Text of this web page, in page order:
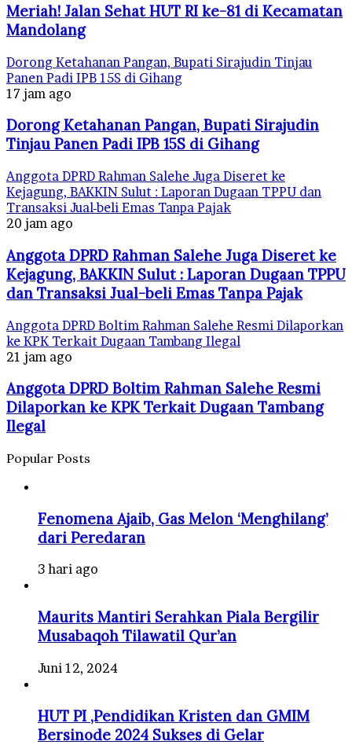
Meriah! Jalan Sehat HUT RI ke-81 di Kecamatan
Mandolang
Dorong Ketahanan Pangan, Bupati Sirajudin Tinjau
Panen Padi IPB 15S di Gihang
17 jam ago
Dorong Ketahanan Pangan, Bupati Sirajudin
Tinjau Panen Padi IPB 15S di Gihang
Anggota DPRD Rahman Salehe Juga Diseret ke
Kejagung, BAKKIN Sulut : Laporan Dugaan TPPU dan
Transaksi Jual-beli Emas Tanpa Pajak
20 jam ago
Anggota DPRD Rahman Salehe Juga Diseret ke
Kejagung, BAKKIN Sulut : Laporan Dugaan TPPU
dan Transaksi Jual-beli Emas Tanpa Pajak
Anggota DPRD Boltim Rahman Salehe Resmi Dilaporkan
ke KPK Terkait Dugaan Tambang Ilegal
21 jam ago
Anggota DPRD Boltim Rahman Salehe Resmi
Dilaporkan ke KPK Terkait Dugaan Tambang
Ilegal
Popular Posts
Fenomena Ajaib, Gas Melon ‘Menghilang’
dari Peredaran
3 hari ago
Maurits Mantiri Serahkan Piala Bergilir
Musabaqoh Tilawatil Qur’an
Juni 12, 2024
HUT PI ,Pendidikan Kristen dan GMIM
Bersinode 2024 Sukses di Gelar